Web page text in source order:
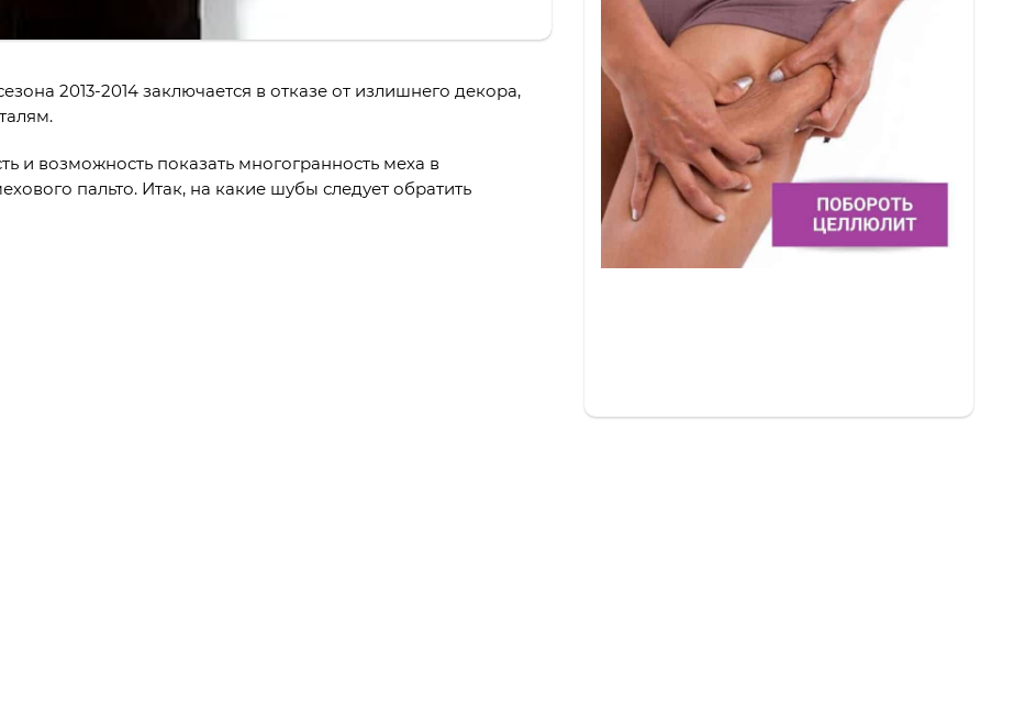
2013-2014 заключается в отказе от излишнего декора,
и возможность показать многогранность меха в
пальто. Итак, на какие шубы следует обратить